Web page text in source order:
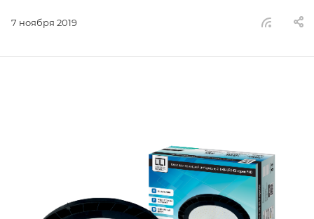
7 ноября 2019